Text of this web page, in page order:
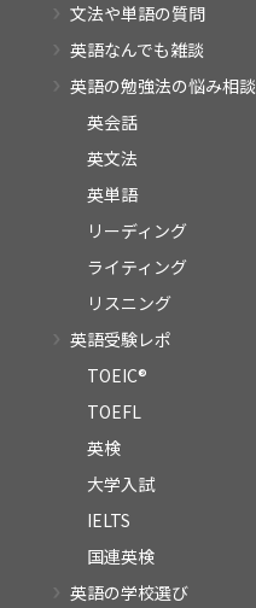
文法や単語の質問
英語なんでも雑談
英語の勉強法の悩み相談
英会話
英文法
英単語
リーディング
ライティング
リスニング
英語受験レポ
TOEIC®
TOEFL
英検
大学入試
IELTS
国連英検
英語の学校選び